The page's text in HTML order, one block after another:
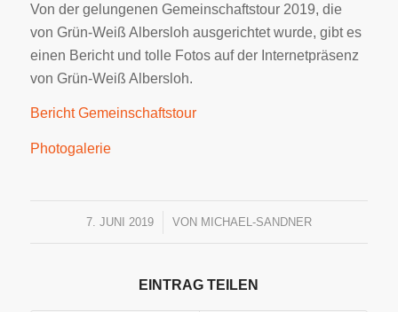
Von der gelungenen Gemeinschaftstour 2019, die
von Grün-Weiß Albersloh ausgerichtet wurde, gibt es
einen Bericht und tolle Fotos auf der Internetpräsenz
von Grün-Weiß Albersloh.
Bericht Gemeinschaftstour
Photogalerie
7. JUNI 2019
/ VON MICHAEL-SANDNER
EINTRAG TEILEN